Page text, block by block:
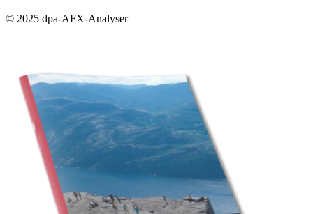
© 2025 dpa-AFX-Analyser